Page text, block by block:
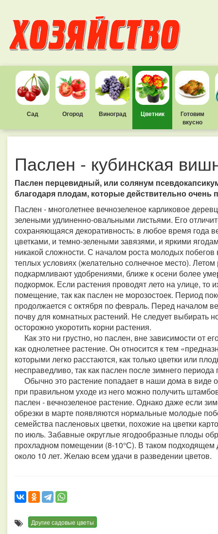
Сад Огород Виноград Цветник
Готовим
вкусно
Паслен - кубинская
Паслен перцевидный, или солянум
благодаря плодам, которые действительно
Паслен - многолетнее вечнозеленое карликовое
зелеными удлиненно-овальными листьями. Его
сохраняющаяся декоративность: в любое время года
цветками, и темно-зелеными завязями, и яркими
никакой сложности. С началом роста молодых
теплых условиях (желательно солнечное место).
подкармливают удобрениями, ближе к осени более
подкормок. Если растения проводят лето на улице, то
помещение, так как паслен не морозостоек. Период
продолжается с октября по февраль. Перед началом
почву для комнатных растений. Не следует выбирать
осторожно укоротить корни растения.
Как это ни грустно, но паслен, вне зависимости от
как однолетнее растение. Он относится к тем
которыми легко расстаются, как только цветки или
несправедливо, так как паслен после зимнего
Обычно это растение попадает в наши дома в виде
при правильном уходе из него можно получить
паслен - вечнозеленое растение. Однако даже если
обрезки в марте появляются нормальные молодые
семейства пасленовых цветки, похожие на цветки
по июль. Забавные округлые ягодообразные плоды
прохладном помещении (8-10°С). В таком подходящем
около 10 лет. Желаю всем удачи в разведении цветов.
Другие садовые цветы